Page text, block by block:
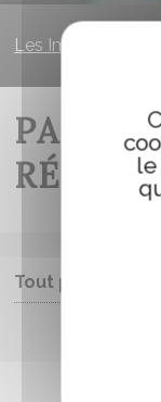
Les Imaginales
PARIS
Tout public
le